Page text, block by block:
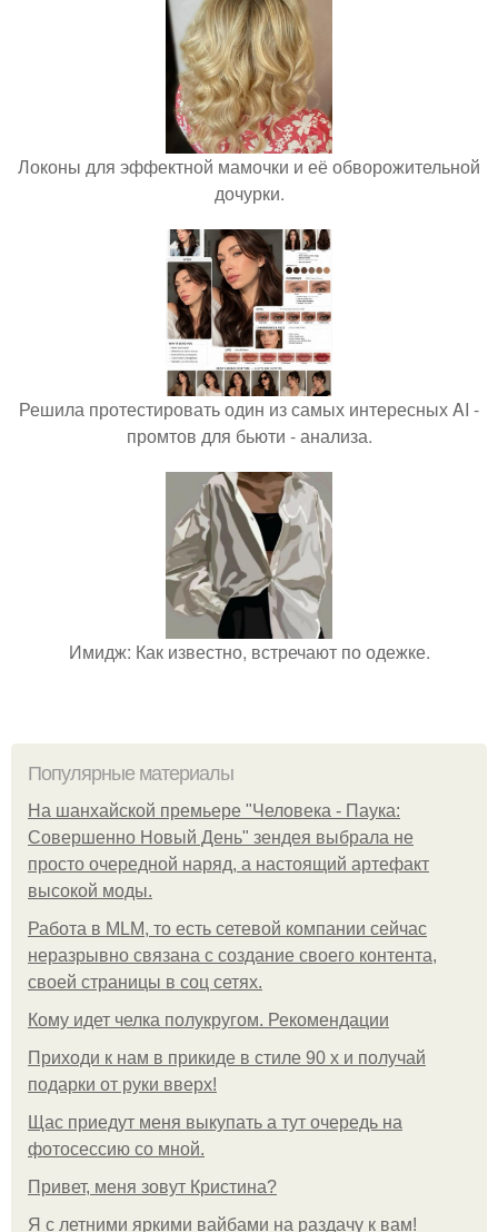
Локоны для эффектной мамочки и её обворожительной
дочурки.
Решила протестировать один из самых интересных AI -
промтов для бьюти - анализа.
Имидж: Как известно, встречают по одежке.
Популярные материалы
На шанхайской премьере "Человека - Паука:
Совершенно Новый День" зендея выбрала не
просто очередной наряд, а настоящий артефакт
высокой моды.
Работа в MLM, то есть сетевой компании сейчас
неразрывно связана с создание своего контента,
своей страницы в соц сетях.
Кому идет челка полукругом. Рекомендации
Приходи к нам в прикиде в стиле 90 х и получай
подарки от руки вверх!
Щас приедут меня выкупать а тут очередь на
фотосессию со мной.
Привет, меня зовут Кристина?
Я с летними яркими вайбами на раздачу к вам!